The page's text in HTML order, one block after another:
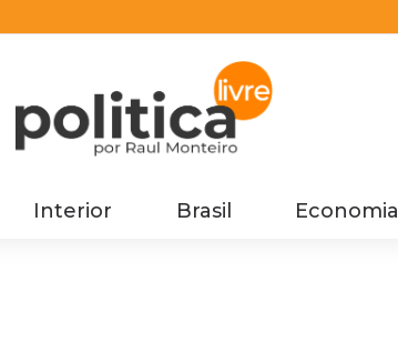
Interior Brasil Economia